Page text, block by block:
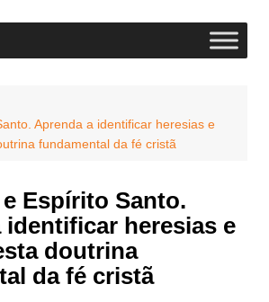
Aprenda a identificar heresias e
fundamental da fé cristã
Espírito Santo.
identificar heresias e
doutrina
da fé cristã